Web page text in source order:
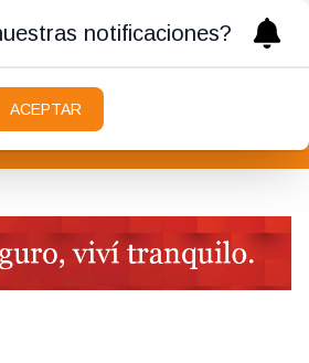
notificaciones?
ACEPTAR